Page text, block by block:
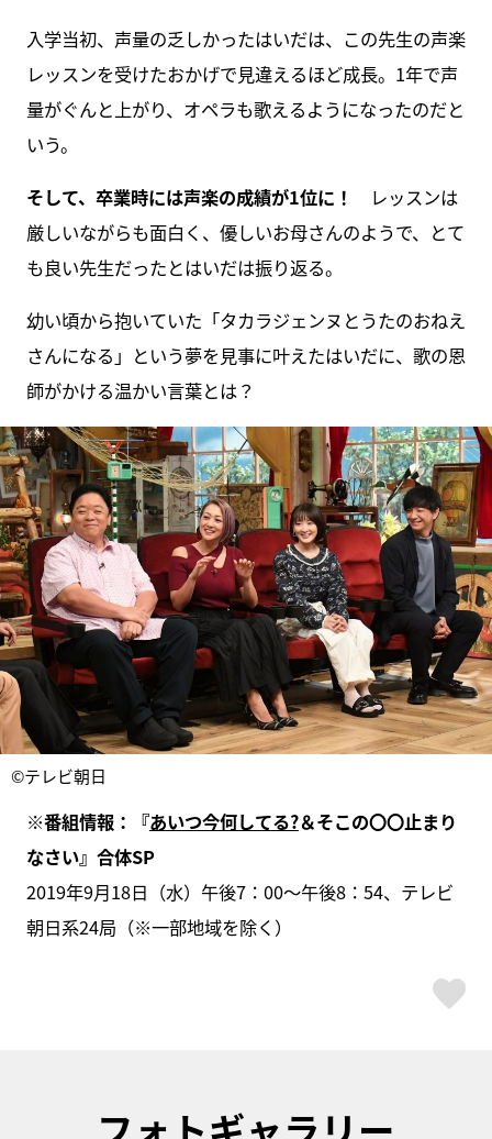
入学当初、声量の乏しかったはいだは、この先生の声楽
レッスンを受けたおかげで見違えるほど成長。1年で声
量がぐんと上がり、オペラも歌えるようになったのだと
いう。
そして、卒業時には声楽の成績が1位に！
レッスンは
厳しいながらも面白く、優しいお母さんのようで、とて
も良い先生だったとはいだは振り返る。
幼い頃から抱いていた「タカラジェンヌとうたのおねえ
さんになる」という夢を見事に叶えたはいだに、歌の恩
師がかける温かい言葉とは？
©テレビ朝日
※番組情報：『あいつ今何してる?＆そこの〇〇止まり
なさい』合体SP
2019年9月18日（水）午後7：00～午後8：54、テレビ
朝日系24局（※一部地域を除く）
フォトギャラリー